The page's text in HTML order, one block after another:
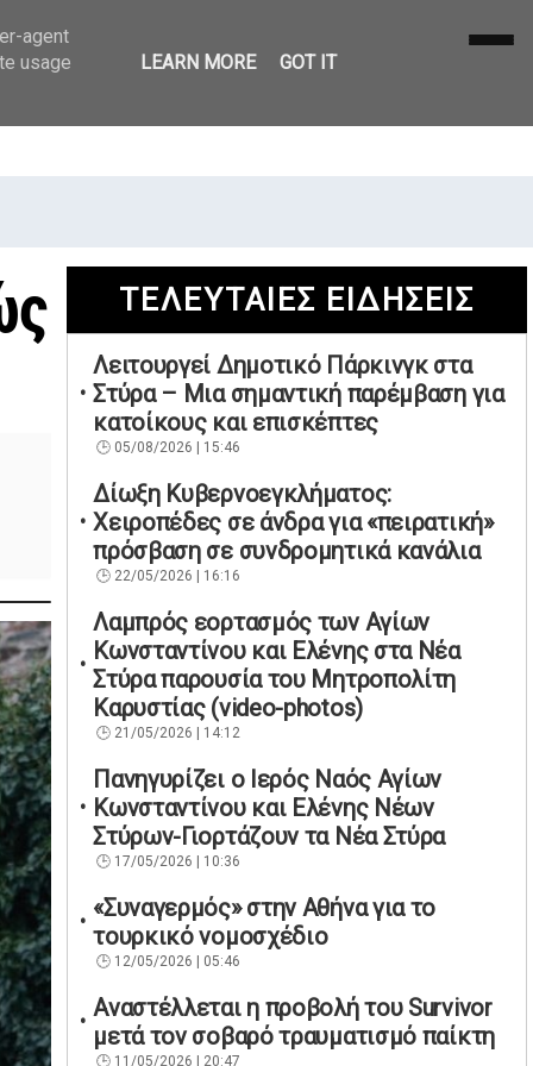
ΤΕΛΕΥΤΑΙΕΣ ΕΙΔΗΣΕΙΣ
Λειτουργεί Δημοτικό Πάρκινγκ στα
Στύρα – Μια σημαντική παρέμβαση για
κατοίκους και επισκέπτες
05/08/2026 | 15:46
Δίωξη Κυβερνοεγκλήματος:
Χειροπέδες σε άνδρα για «πειρατική»
πρόσβαση σε συνδρομητικά κανάλια
22/05/2026 | 16:16
Λαμπρός εορτασμός των Αγίων
Κωνσταντίνου και Ελένης στα Νέα
Στύρα παρουσία του Μητροπολίτη
Καρυστίας (video-photos)
21/05/2026 | 14:12
Πανηγυρίζει ο Ιερός Ναός Αγίων
Κωνσταντίνου και Ελένης Νέων
Στύρων-Γιορτάζουν τα Νέα Στύρα
17/05/2026 | 10:36
«Συναγερμός» στην Αθήνα για το
τουρκικό νομοσχέδιο
12/05/2026 | 05:46
Αναστέλλεται η προβολή του Survivor
μετά τον σοβαρό τραυματισμό παίκτη
11/05/2026 | 20:47
agent
usage
LEARN MORE GOT IT